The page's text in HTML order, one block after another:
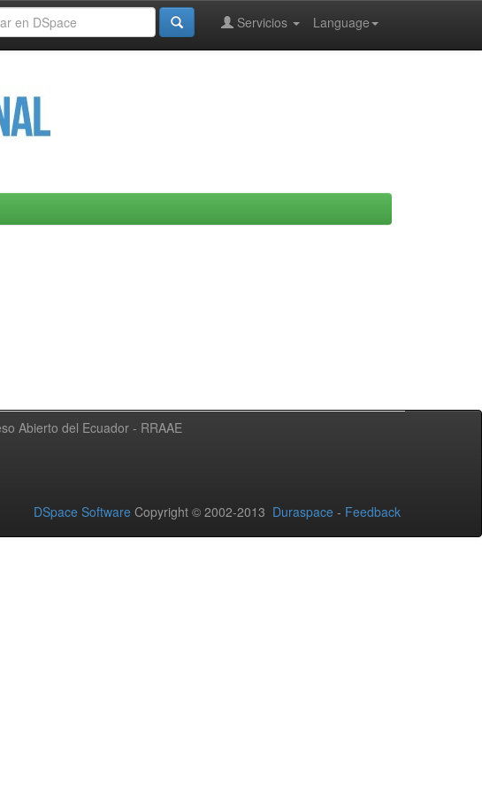
Language
Servicios
Abierto del Ecuador - RRAAE
DSpace Software Copyright © 2002-2013 Duraspace - Feedback